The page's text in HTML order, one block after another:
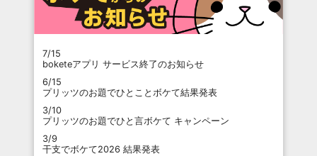
7/15
boketeアプリ サービス終了のお知らせ
6/15
プリッツのお題でひとことボケて結果発表
3/10
プリッツのお題でひと言ボケて キャンペーン
3/9
干支でボケて2026 結果発表